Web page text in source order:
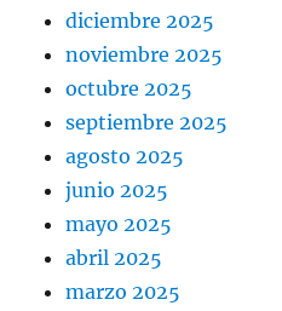
diciembre 2025
noviembre 2025
octubre 2025
septiembre 2025
agosto 2025
junio 2025
mayo 2025
abril 2025
marzo 2025